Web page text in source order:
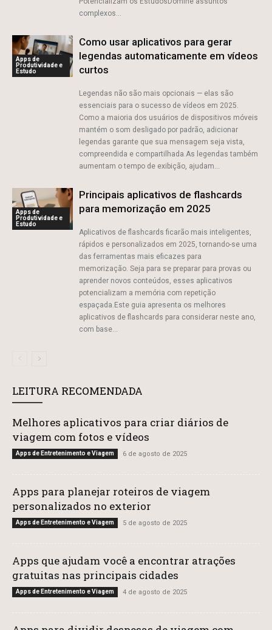
complexos...
Apps de
Produtividade e
Estudo
Como usar aplicativos para gerar
legendas automaticamente em vídeos
curtos
Legendas não são mais opcionais — elas são
essenciais para o sucesso de vídeos em 2025.
Como a maioria dos usuários de dispositivos móveis
mantém o som desligado por padrão, adicionar
legendas garante que sua mensagem seja vista,
compreendida e compartilhada.As legendas também
aumentam o tempo de exibição, ajudam...
Apps de
Produtividade e
Estudo
Principais aplicativos de flashcards
para memorização em 2025
Aplicativos de flashcards ficarão mais inteligentes,
rápidos e personalizados em 2025, tornando-se uma
das ferramentas mais eficazes para
memorização. Seja para se preparar para provas ou
aprender novos conteúdos, esses aplicativos
potencializam a memória com repetição
espaçada.Este guia apresenta os melhores
aplicativos de flashcards para considerar neste ano,
com base...
LEITURA RECOMENDADA
Melhores aplicativos para criar diários de
viagem com fotos e vídeos
Apps de Entretenimento e Viagem 6 de agosto de 2025
Apps para planejar roteiros de viagem
personalizados no exterior
Apps de Entretenimento e Viagem 5 de agosto de 2025
Apps que ajudam você a encontrar atrações
gratuitas nas principais cidades
Apps de Entretenimento e Viagem 4 de agosto de 2025